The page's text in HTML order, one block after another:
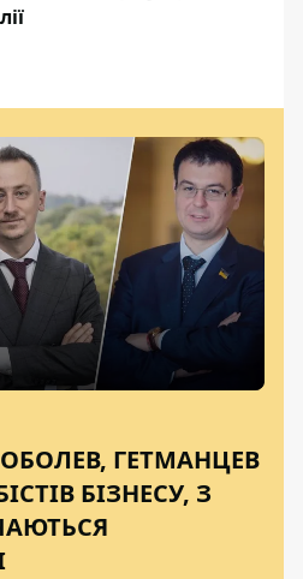
ГЕТМАНЦЕВ
БІЗНЕСУ, З